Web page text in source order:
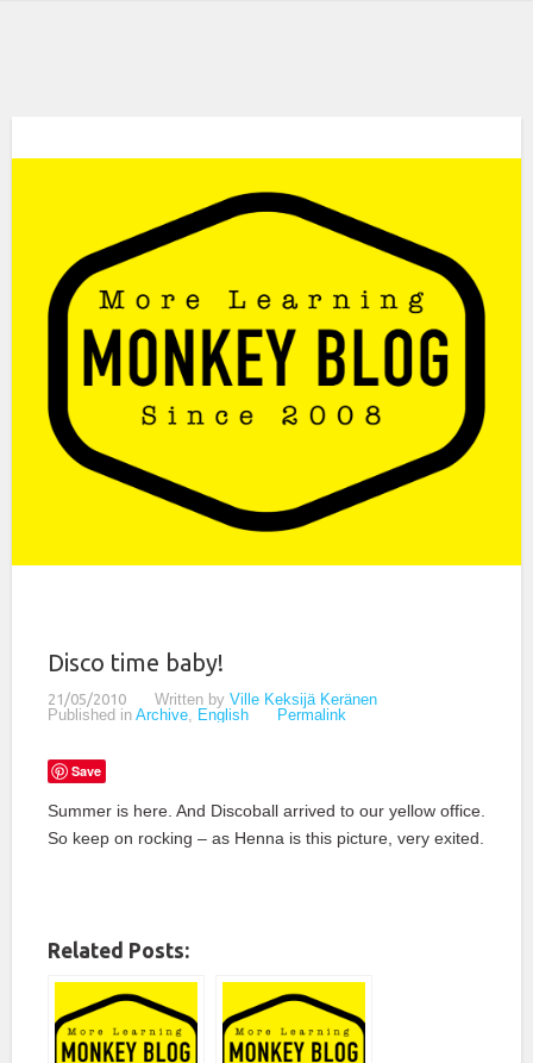
Disco time baby!
21/05/2010 Written by Ville Keksijä Keränen
Published in Archive, English Permalink
Save
Summer is here. And Discoball arrived to our yellow office.
So keep on rocking – as Henna is this picture, very exited.
Related Posts: